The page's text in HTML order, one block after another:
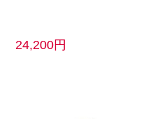
24,200円